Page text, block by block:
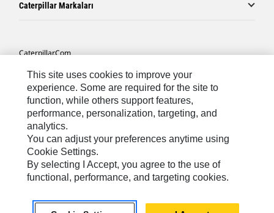
Caterpillar Markaları
Caterpillar.com
Caterpillar Müşteri Hizmetleri Ve Iletişim
Site Haritası
Cookie Settings
Yasal
Gizlilik
Africa, Middle East ‧ Türk© 2026 Caterpillar. Tüm Hakları Saklıdır.
This site uses cookies to improve your
experience. Some are required for the site to
function, while others support features,
performance, personalization, targeting, and
analytics.
You can adjust your preferences anytime using
Cookie Settings.
By selecting I Accept, you agree to the use of
functional, performance, and targeting cookies.